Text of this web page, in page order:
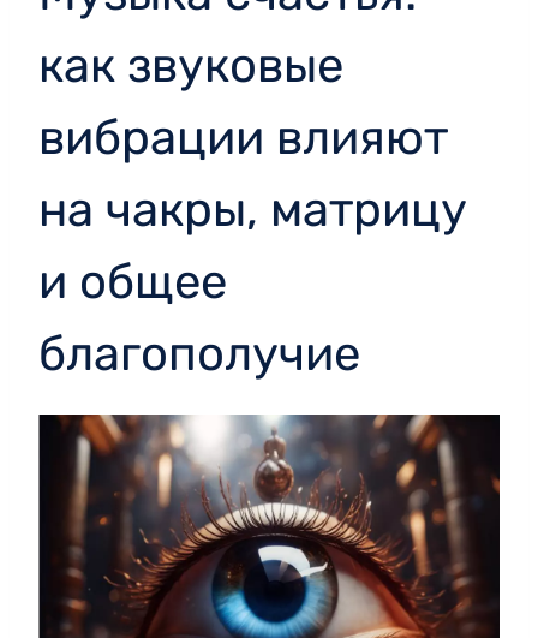
как звуковые
вибрации влияют
на чакры, матрицу
и общее
благополучие